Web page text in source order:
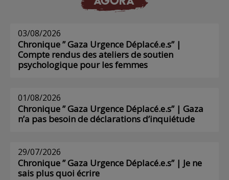
03/08/2026
Chronique ” Gaza Urgence Déplacé.e.s” |
Compte rendus des ateliers de soutien
psychologique pour les femmes
01/08/2026
Chronique ” Gaza Urgence Déplacé.e.s” | Gaza
n’a pas besoin de déclarations d’inquiétude
29/07/2026
Chronique ” Gaza Urgence Déplacé.e.s” | Je ne
sais plus quoi écrire